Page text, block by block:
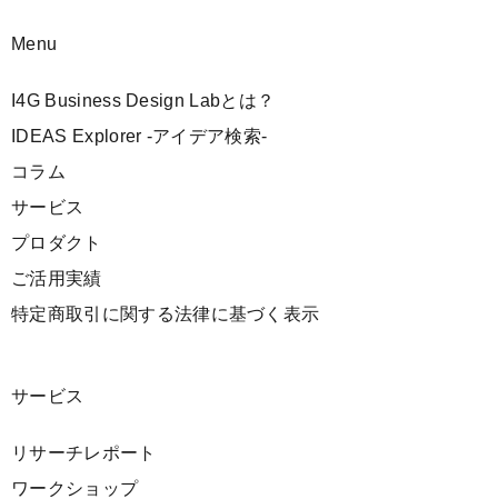
Menu
I4G Business Design Labとは？
IDEAS Explorer -アイデア検索-
コラム
サービス
プロダクト
ご活用実績
特定商取引に関する法律に基づく表示
サービス
リサーチレポート
ワークショップ